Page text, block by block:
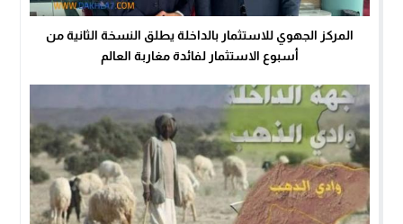
المركز الجهوي للاستثمار بالداخلة يطلق النسخة الثانية من
أسبوع الاستثمار لفائدة مغاربة العالم